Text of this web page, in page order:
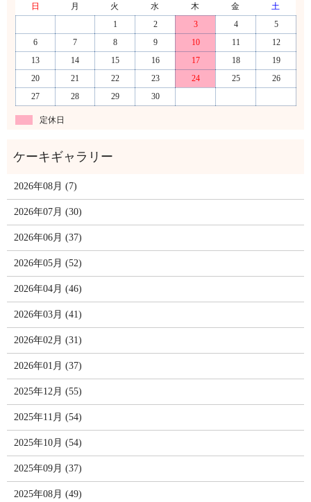
日
月 火 水 木 金
土
1
2 3 4
5
6
7 8 9 10 11
12
13
14 15 16 17 18
19
20
21 22 23 24 25
26
27
28 29 30
定休日
2026年08月 (7)
2026年07月 (30)
2026年06月 (37)
2026年05月 (52)
2026年04月 (46)
2026年03月 (41)
2026年02月 (31)
2026年01月 (37)
2025年12月 (55)
2025年11月 (54)
2025年10月 (54)
2025年09月 (37)
2025年08月 (49)